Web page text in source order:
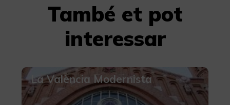
També et pot
interessar
La València Modernista